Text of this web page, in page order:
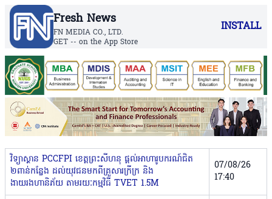
Fresh News
FN MEDIA CO., LTD.
GET -- on the App Store
INSTALL
វិទ្យាស្ថាន PCCFPI ខេត្ដព្រះសីហនុ ផ្ដល់អាហារូបករណ៍ជិត
២ពាន់កន្លែង ដល់យុវជនមកពីគ្រួសារក្រីក្រ និង
ងាយរងហានិភ័យ តាមរយៈកម្មវិធី TVET 1.5M
07/08/26
17:40